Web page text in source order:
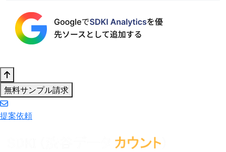
無料サンプル請求
提案依頼